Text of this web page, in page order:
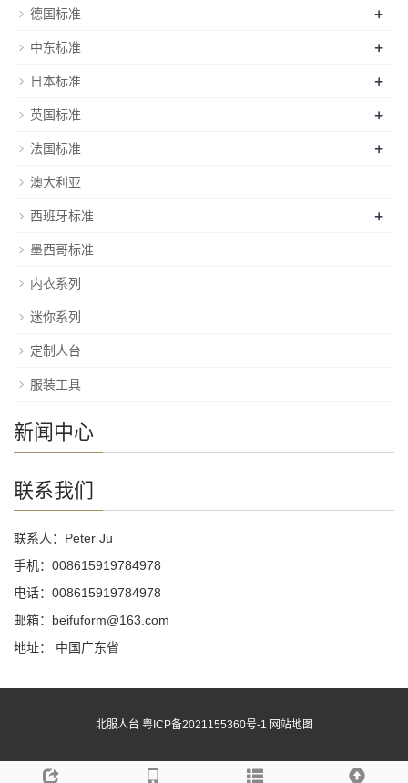
德国标准 +
中东标准 +
日本标准 +
英国标准 +
法国标准 +
澳大利亚
西班牙标准 +
墨西哥标准
内衣系列
迷你系列
定制人台
服装工具
新闻中心
联系我们
联系人：Peter Ju
手机：008615919784978
电话：008615919784978
邮箱：beifuform@163.com
地址： 中国广东省
北服人台 粤ICP备2021155360号-1 网站地图